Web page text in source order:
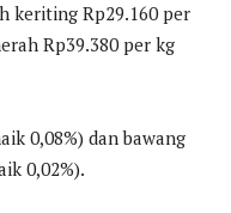
keriting Rp29.160 per
Rp39.380 per kg
0,08%) dan bawang
0,02%).